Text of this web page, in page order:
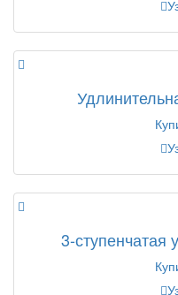
3-ступенчатая